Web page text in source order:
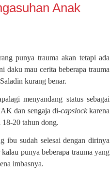
Anak
punya trauma akan tetapi ada
daku mau cerita beberapa trauma
kurang benar.
menyandang status sebagai
dan sengaja di-capslockkarena
18-20 tahun dong.
ibu sudah selesai dengan dirinya
punya beberapa trauma yang
imbasnya.